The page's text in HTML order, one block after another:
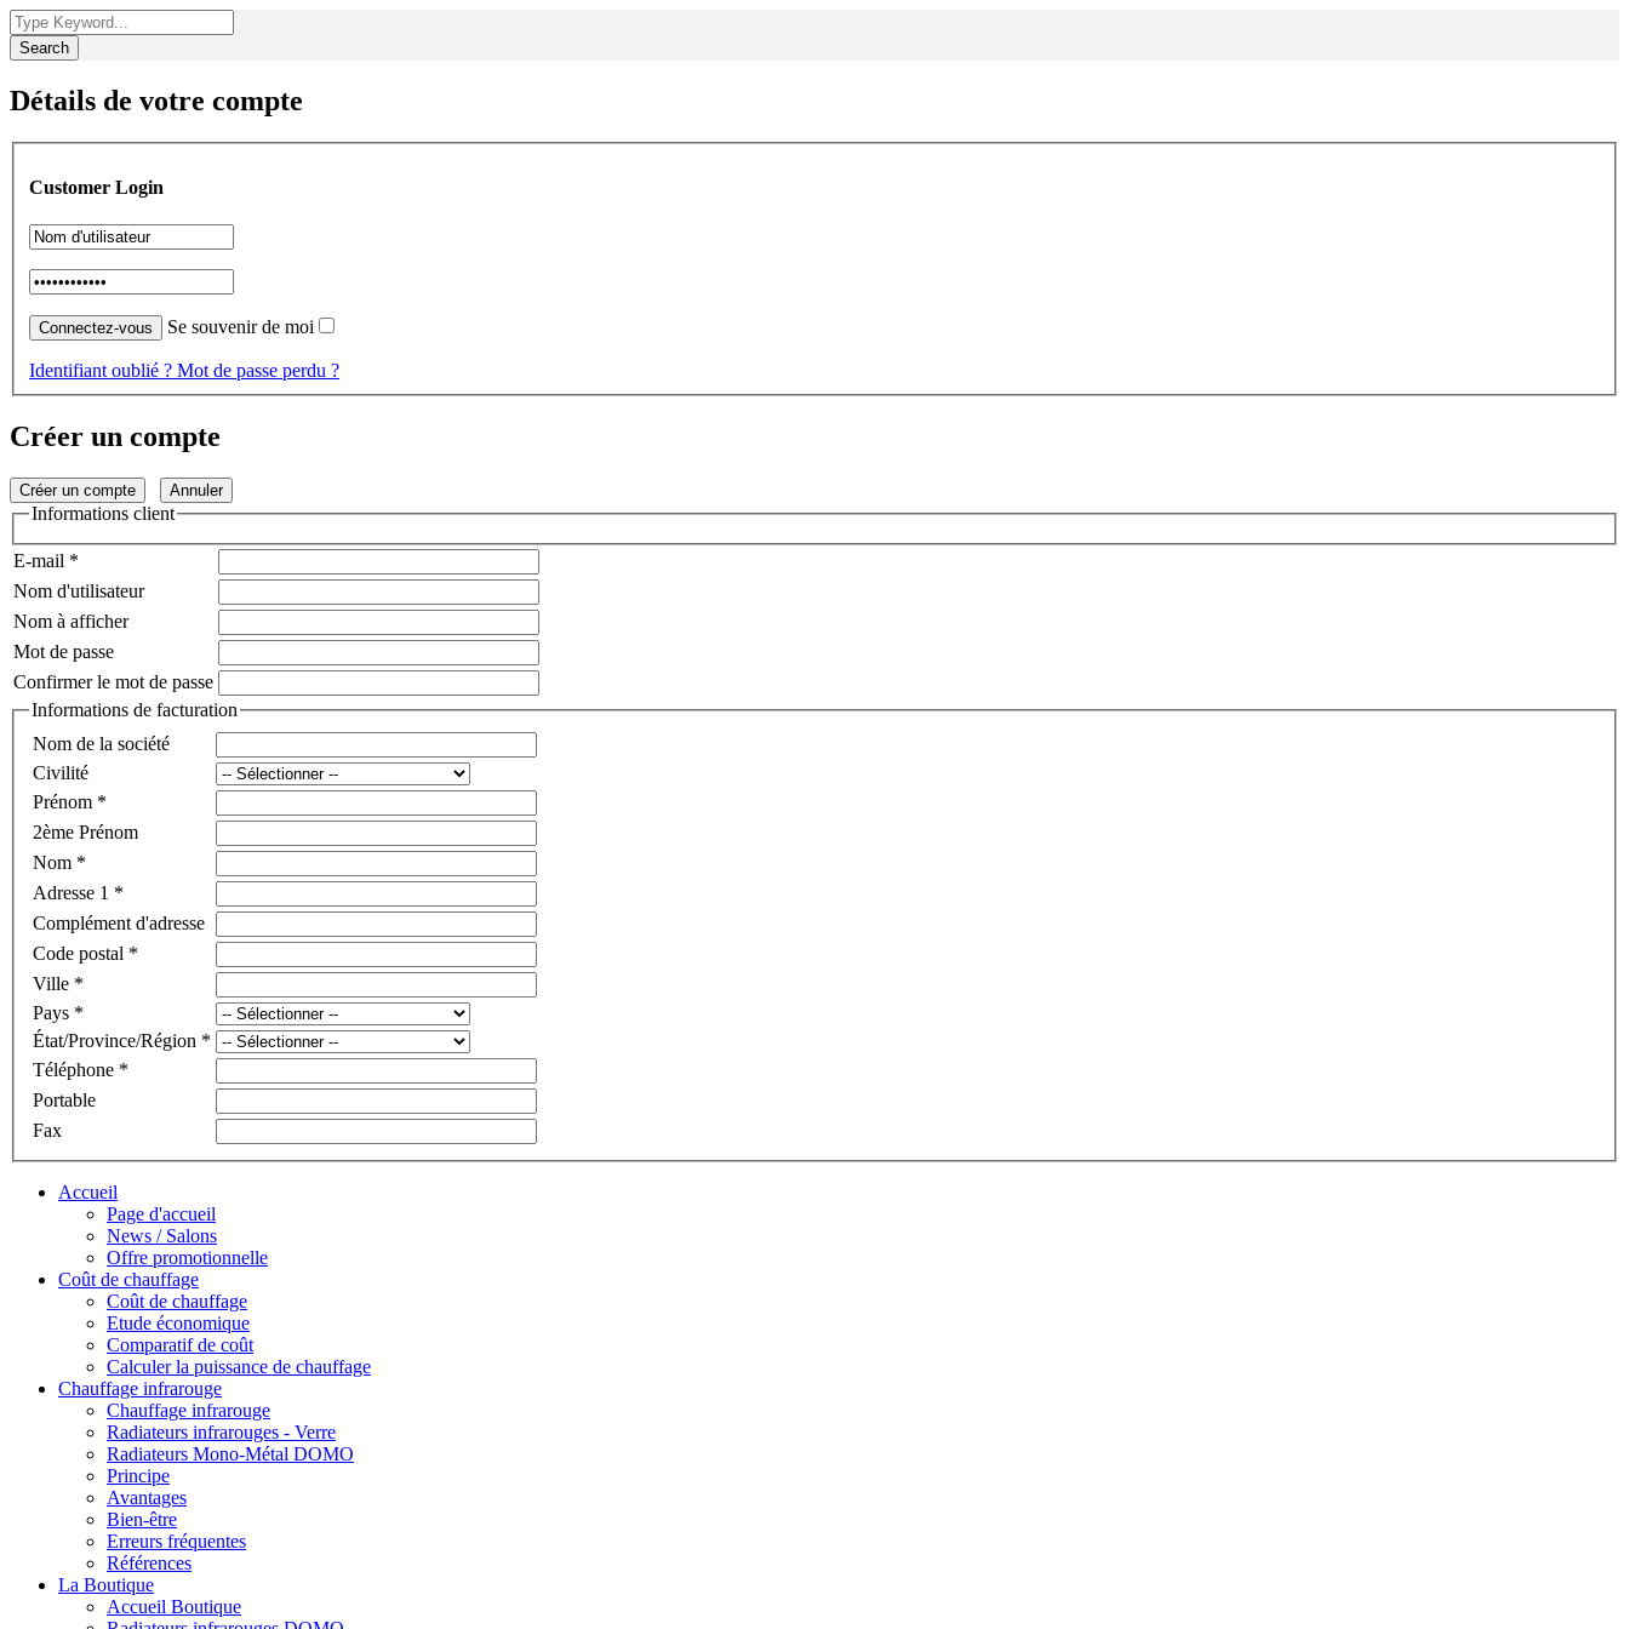
Search
Détails de votre compte
Customer Login
Se souvenir de moi
Identifiant oublié ? Mot de passe perdu ?
Créer un compte
Créer un compte Annuler
Informations client
E-mail *
Nom d'utilisateur
Nom à afficher
Mot de passe
Confirmer le mot de passe
Informations de facturation
Nom de la société
Civilité
Prénom *
2ème Prénom
Nom *
Adresse 1 *
Complément d'adresse
Code postal *
Ville *
Pays *
État/Province/Région *
Téléphone *
Portable
Fax
Accueil
Page d'accueil
News / Salons
Offre promotionnelle
Coût de chauffage
Coût de chauffage
Etude économique
Comparatif de coût
Calculer la puissance de chauffage
Chauffage infrarouge
Chauffage infrarouge
Radiateurs infrarouges - Verre
Radiateurs Mono-Métal DOMO
Principe
Avantages
Bien-être
Erreurs fréquentes
Références
La Boutique
Accueil Boutique